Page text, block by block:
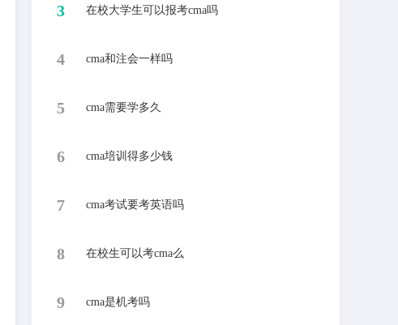
3 ​在校大学生可以报考cma吗
4 ​cma和注会一样吗
5 ​cma需要学多久
6 ​cma培训得多少钱
7 ​cma考试要考英语吗
8 ​在校生可以考cma么
9 ​cma是机考吗